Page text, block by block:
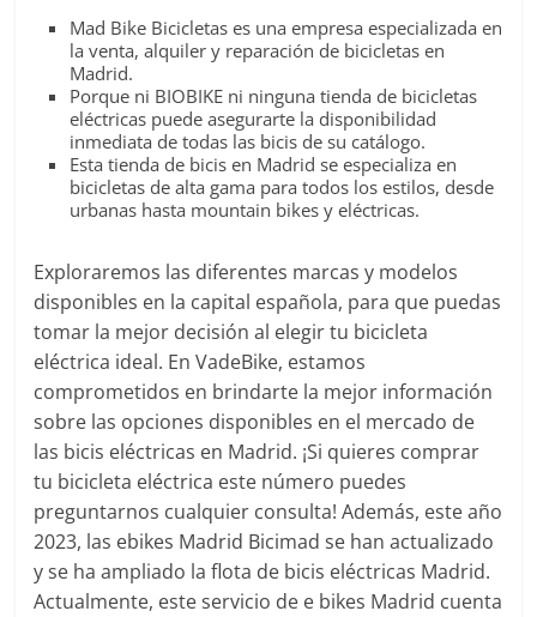
Mad Bike Bicicletas es una empresa especializada en
la venta, alquiler y reparación de bicicletas en
Madrid.
Porque ni BIOBIKE ni ninguna tienda de bicicletas
eléctricas puede asegurarte la disponibilidad
inmediata de todas las bicis de su catálogo.
Esta tienda de bicis en Madrid se especializa en
bicicletas de alta gama para todos los estilos, desde
urbanas hasta mountain bikes y eléctricas.
Exploraremos las diferentes marcas y modelos
disponibles en la capital española, para que puedas
tomar la mejor decisión al elegir tu bicicleta
eléctrica ideal. En VadeBike, estamos
comprometidos en brindarte la mejor información
sobre las opciones disponibles en el mercado de
las bicis eléctricas en Madrid. ¡Si quieres comprar
tu bicicleta eléctrica este número puedes
preguntarnos cualquier consulta! Además, este año
2023, las ebikes Madrid Bicimad se han actualizado
y se ha ampliado la flota de bicis eléctricas Madrid.
Actualmente, este servicio de e bikes Madrid cuenta